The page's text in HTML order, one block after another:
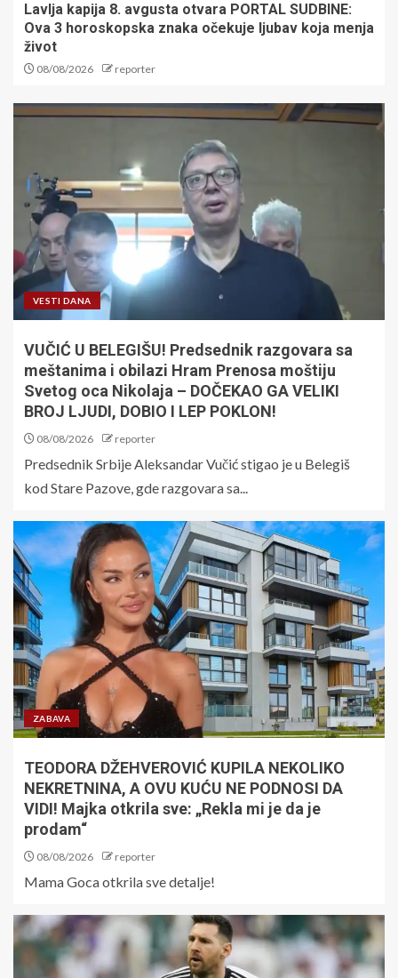
Lavlja kapija 8. avgusta otvara PORTAL SUDBINE:
Ova 3 horoskopska znaka očekuje ljubav koja menja
život
08/08/2026 reporter
VESTI DANA
VUČIĆ U BELEGIŠU! Predsednik razgovara sa
meštanima i obilazi Hram Prenosa moštiju
Svetog oca Nikolaja – DOČEKAO GA VELIKI
BROJ LJUDI, DOBIO I LEP POKLON!
08/08/2026 reporter
Predsednik Srbije Aleksandar Vučić stigao je u Belegiš
kod Stare Pazove, gde razgovara sa...
ZABAVA
TEODORA DŽEHVEROVIĆ KUPILA NEKOLIKO
NEKRETNINA, A OVU KUĆU NE PODNOSI DA
VIDI! Majka otkrila sve: „Rekla mi je da je
prodam“
08/08/2026 reporter
Mama Goca otkrila sve detalje!